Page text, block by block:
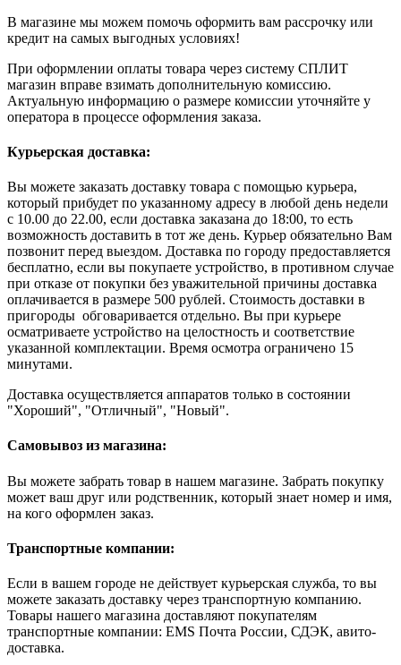
В магазине мы можем помочь оформить вам рассрочку или
кредит на самых выгодных условиях!
При оформлении оплаты товара через систему СПЛИТ
магазин вправе взимать дополнительную комиссию.
Актуальную информацию о размере комиссии уточняйте у
оператора в процессе оформления заказа.
Курьерская доставка:
Вы можете заказать доставку товара с помощью курьера,
который прибудет по указанному адресу в любой день недели
с 10.00 до 22.00, если доставка заказана до 18:00, то есть
возможность доставить в тот же день. Курьер обязательно Вам
позвонит перед выездом. Доставка по городу предоставляется
бесплатно, если вы покупаете устройство, в противном случае
при отказе от покупки без уважительной причины доставка
оплачивается в размере 500 рублей. Стоимость доставки в
пригороды обговаривается отдельно. Вы при курьере
осматриваете устройство на целостность и соответствие
указанной комплектации. Время осмотра ограничено 15
минутами.
Доставка осуществляется аппаратов только в состоянии
"Хороший", "Отличный", "Новый".
Самовывоз из магазина:
Вы можете забрать товар в нашем магазине. Забрать покупку
может ваш друг или родственник, который знает номер и имя,
на кого оформлен заказ.
Транспортные компании:
Если в вашем городе не действует курьерская служба, то вы
можете заказать доставку через транспортную компанию.
Товары нашего магазина доставляют покупателям
транспортные компании: EMS Почта России, СДЭК, авито-
доставка.